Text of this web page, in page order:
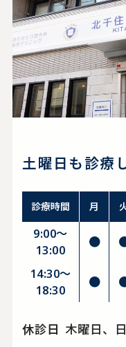
土曜日も診療
診療時間 月
9:00～
13:00
●
14:30〜
18:30
●
休診日 木曜日、